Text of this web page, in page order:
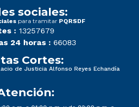
sociales:
para tramitar PQRSDF
: 13257679
24 horas : 66083
Cortes:
de Justicia Alfonso Reyes Echandía